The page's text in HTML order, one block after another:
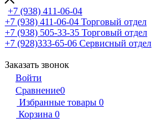
+7 (938) 411-06-04
+7 (938) 411-06-04 Торговый отдел
+7 (938) 505-33-35 Торговый отдел
+7 (928)333-65-06 Сервисный отдел
Заказать звонок
Войти
Сравнение0
Избранные товары 0
Корзина 0